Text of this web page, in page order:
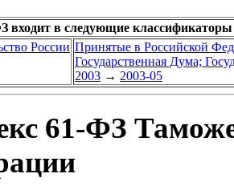
входит в следующие
России Принятые в Российской
Государственная Дума;
2003 → 2003-05
61-ФЗ